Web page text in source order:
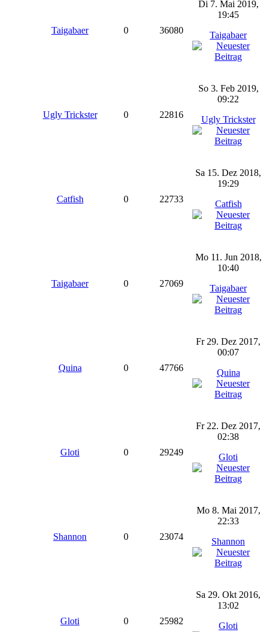
Taigabaer 0 36080
Di 7. Mai 2019,
19:45
Taigabaer
Ugly Trickster 0 22816
So 3. Feb 2019,
09:22
Ugly Trickster
Catfish 0 22733
Sa 15. Dez 2018,
19:29
Catfish
Taigabaer 0 27069
Mo 11. Jun 2018,
10:40
Taigabaer
Quina 0 47766
Fr 29. Dez 2017,
00:07
Quina
Gloti 0 29249
Fr 22. Dez 2017,
02:38
Gloti
Shannon 0 23074
Mo 8. Mai 2017,
22:33
Shannon
Gloti 0 25982
Sa 29. Okt 2016,
13:02
Gloti